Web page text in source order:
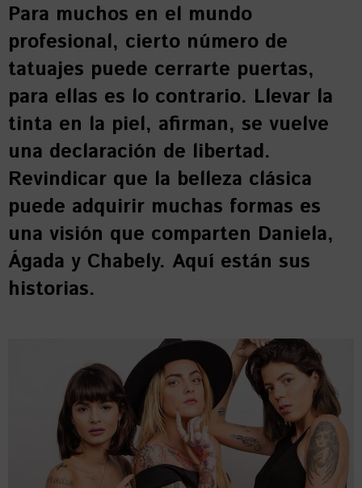
Para muchos en el mundo
profesional, cierto número de
tatuajes puede cerrarte puertas,
para ellas es lo contrario. Llevar la
tinta en la piel, afirman, se vuelve
una declaración de libertad.
Revindicar que la belleza clásica
puede adquirir muchas formas es
una visión que comparten Daniela,
Ágada y Chabely. Aquí están sus
historias.